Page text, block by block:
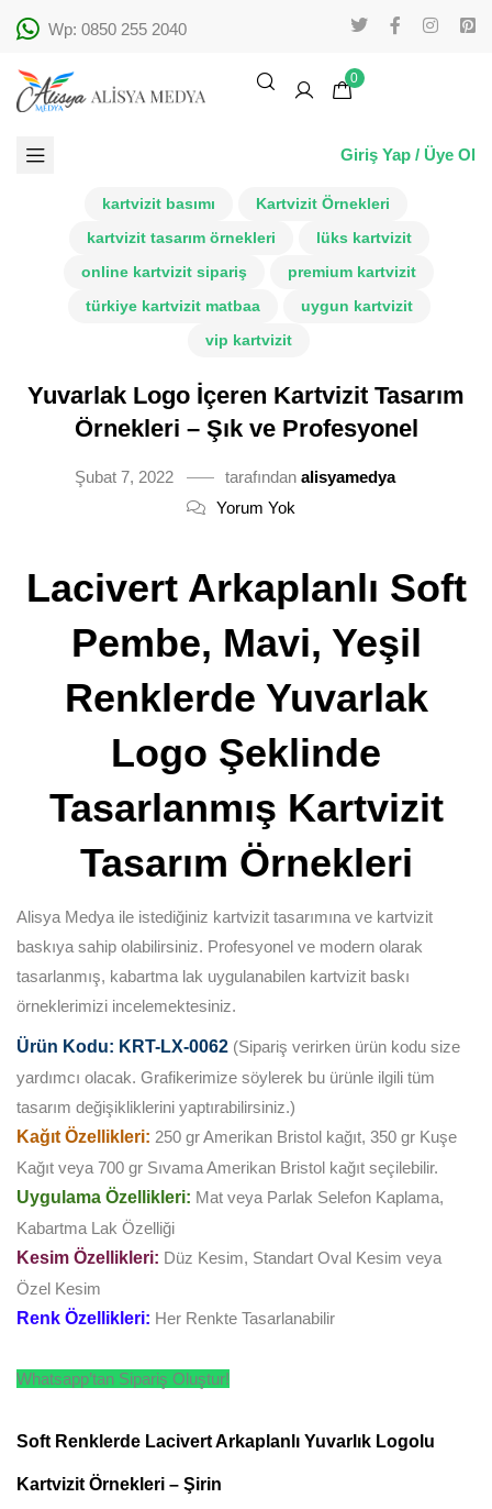
Wp: 0850 255 2040
0
Giriş Yap / Üye Ol
kartvizit basımı
Kartvizit Örnekleri
kartvizit tasarım örnekleri
lüks kartvizit
online kartvizit sipariş
premium kartvizit
türkiye kartvizit matbaa
uygun kartvizit
vip kartvizit
Yuvarlak Logo İçeren Kartvizit Tasarım
Örnekleri – Şık ve Profesyonel
Şubat 7, 2022 tarafından alisyamedya
Yorum Yok
Lacivert Arkaplanlı Soft
Pembe, Mavi, Yeşil
Renklerde Yuvarlak
Logo Şeklinde
Tasarlanmış Kartvizit
Tasarım Örnekleri
Alisya Medya ile istediğiniz kartvizit tasarımına ve kartvizit
baskıya sahip olabilirsiniz. Profesyonel ve modern olarak
tasarlanmış, kabartma lak uygulanabilen kartvizit baskı
örneklerimizi incelemektesiniz.
Ürün Kodu: KRT-LX-0062 (Sipariş verirken ürün kodu size
yardımcı olacak. Grafikerimize söylerek bu ürünle ilgili tüm
tasarım değişikliklerini yaptırabilirsiniz.)
Kağıt Özellikleri: 250 gr Amerikan Bristol kağıt, 350 gr Kuşe
Kağıt veya 700 gr Sıvama Amerikan Bristol kağıt seçilebilir.
Uygulama Özellikleri: Mat veya Parlak Selefon Kaplama,
Kabartma Lak Özelliği
Kesim Özellikleri: Düz Kesim, Standart Oval Kesim veya
Özel Kesim
Renk Özellikleri: Her Renkte Tasarlanabilir
Whatsapp’tan Sipariş Oluştur!
Soft Renklerde Lacivert Arkaplanlı Yuvarlık Logolu
Kartvizit Örnekleri – Şirin